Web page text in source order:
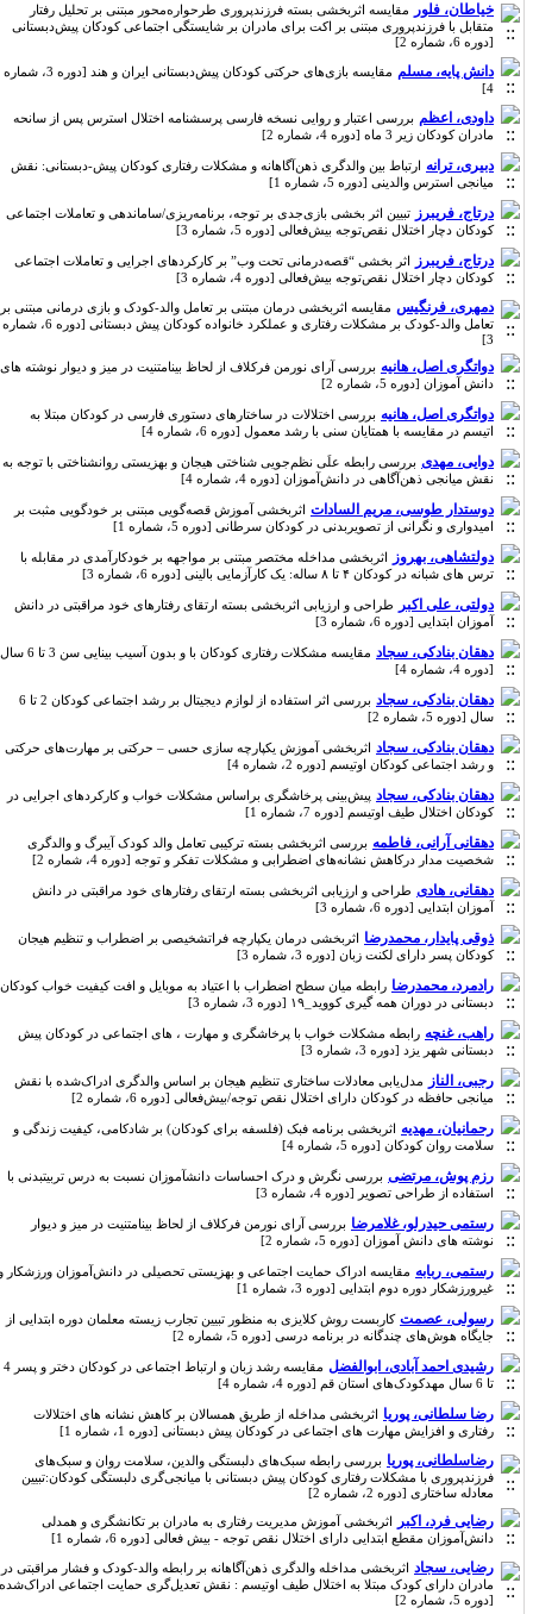
خیاطان، فلور مقایسه اثربخشی بسته فرزندپروری طرحواره‌محور مبتنی بر تحلیل رفتار
متقابل با فرزندپروری مبتنی بر اکت برای مادران بر شایستگی اجتماعی کودکان پیش‌دبستانی
[دوره 6، شماره 2]
دانش پایه، مسلم
مقایسه بازی‌های حرکتی کودکان پیش‌دبستانی ایران و هند [دوره 3، شماره
4]
داودی، اعظم بررسی اعتبار و روایی نسخه فارسی پرسشنامه اختلال استرس پس از سانحه
مادران کودکان زیر 3 ماه [دوره 4، شماره 2]
دبیری، ترانه ارتباط بین والدگری ذهن‌آگاهانه و مشکلات رفتاری کودکان پیش-دبستانی: نقش
میانجی استرس والدینی [دوره 5، شماره 1]
درتاج، فریبرز تبیین اثر بخشی بازی‌جدی بر توجه، برنامه‌ریزی/ساماندهی و تعاملات اجتماعی
کودکان دچار اختلال نقص‌توجه بیش‌فعالی [دوره 5، شماره 3]
درتاج، فریبرز اثر بخشی “قصه‌درمانی تحت وب” بر کارکردهای اجرایی و تعاملات اجتماعی
کودکان دچار اختلال نقص‌توجه بیش‌فعالی [دوره 4، شماره 3]
دمهری، فرنگیس مقایسه اثربخشی درمان مبتنی بر تعامل والد-کودک و بازی درمانی مبتنی بر
تعامل والد-کودک بر مشکلات رفتاری و عملکرد خانواده کودکان پیش دبستانی [دوره 6، شماره
3]
دواتگری اصل، هانیه بررسی آرای نورمن فرکلاف از لحاظ بینامتنیت در میز و دیوار نوشته های
دانش آموزان [دوره 5، شماره 2]
دواتگری اصل، هانیه بررسی اختلالات در ساختارهای دستوری فارسی در کودکان مبتلا به
اتیسم در مقایسه با همتایان سنی با رشد معمول [دوره 6، شماره 4]
دوایی، مهدی بررسی رابطه علَی نظم‌جویی شناختی هیجان و بهزیستی روانشناختی با توجه به
نقش میانجی ذهن‌آگاهی در دانش‌آموزان [دوره 4، شماره 4]
دوستدار طوسی، مریم السادات اثربخشی آموزش قصه‌گویی مبتنی بر خودگویی مثبت بر
امیدواری و نگرانی از تصویربدنی در کودکان سرطانی [دوره 5، شماره 1]
دولتشاهی، بهروز اثربخشی مداخله مختصر مبتنی بر مواجهه بر خودکارآمدی در مقابله با
ترس های شبانه در کودکان ۴ تا ۸ ساله: یک کارآزمایی بالینی [دوره 6، شماره 3]
دولتی، علی اکبر طراحی و ارزیابی اثربخشی بسته ارتقای رفتارهای خود مراقبتی در دانش
آموزان ابتدایی [دوره 6، شماره 3]
دهقان بنادکی، سجاد
مقایسه‌ مشکلات رفتاری کودکان با و بدون آسیب بینایی سن 3 تا 6 سال
[دوره 4، شماره 4]
دهقان بنادکی، سجاد
بررسی اثر استفاده از لوازم دیجیتال بر رشد اجتماعی کودکان 2 تا 6
سال [دوره 5، شماره 2]
دهقان بنادکی، سجاد اثربخشی آموزش یکپارچه سازی حسی – حرکتی بر مهارت‌های حرکتی
و رشد اجتماعی کودکان اوتیسم [دوره 2، شماره 4]
دهقان بنادکی، سجاد پیش‌بینی پرخاشگری براساس مشکلات خواب و کارکردهای اجرایی در
کودکان اختلال طیف اوتیسم [دوره 7، شماره 1]
دهقانی آرانی، فاطمه بررسی اثربخشی بسته ترکیبی تعامل والد کودک آیبرگ و والدگری
شخصیت مدار درکاهش نشانه‌های اضطرابی و مشکلات تفکر و توجه [دوره 4، شماره 2]
دهقانی، هادی طراحی و ارزیابی اثربخشی بسته ارتقای رفتارهای خود مراقبتی در دانش
آموزان ابتدایی [دوره 6، شماره 3]
ذوقی پایدار، محمدرضا اثربخشی درمان یکپارچه فراتشخیصی بر اضطراب و تنظیم هیجان
کودکان پسر دارای لکنت زبان [دوره 3، شماره 3]
رادمرد، محمدرضا رابطه میان سطح اضطراب با اعتیاد به موبایل و افت کیفیت خواب کودکان
دبستانی در دوران همه گیری کووید_۱۹ [دوره 3، شماره 3]
راهب، غنچه رابطه مشکلات خواب با پرخاشگری و مهارت ، های اجتماعی در کودکان پیش
دبستانی شهر یزد [دوره 3، شماره 3]
رجبی، الناز مدل‌یابی معادلات ساختاری تنظیم هیجان بر اساس والدگری ادراک‌شده با نقش
میانجی حافظه در کودکان دارای اختلال نقص توجه/بیش‌فعالی [دوره 6، شماره 2]
رحمانیان، مهدیه اثربخشی برنامه فبک (فلسفه برای کودکان) بر شادکامی، کیفیت زندگی و
سلامت روان کودکان [دوره 5، شماره 4]
رزم پوش، مرتضی بررسی نگرش و درک احساسات دانشآموزان نسبت به درس تربیتبدنی با
استفاده از طراحی تصویر [دوره 4، شماره 3]
رستمی حیدرلو، غلامرضا بررسی آرای نورمن فرکلاف از لحاظ بینامتنیت در میز و دیوار
نوشته های دانش آموزان [دوره 5، شماره 2]
رستمی، ربابه مقایسه ادراک حمایت اجتماعی و بهزیستی تحصیلی در دانش‌آموزان ورزشکار و
غیر‌ورزشکار دوره دوم ابتدایی [دوره 3، شماره 1]
رسولی، عصمت کاربست روش کلایزی به منظور تبیین تجارب زیسته معلمان دوره ابتدایی از
جایگاه هوش‌های چندگانه در برنامه درسی [دوره 5، شماره 2]
رشیدی احمد آبادی، ابوالفضل
مقایسه رشد زبان و ارتباط‌‌ اجتماعی در کودکان دختر و پسر 4
تا 6 سال مهدکودک‌های استان قم [دوره 4، شماره 4]
رضا سلطانی، پوریا اثربخشی مداخله از طریق همسالان بر کاهش نشانه های اختلالات
رفتاری و افزایش مهارت های اجتماعی در کودکان پیش دبستانی [دوره 1، شماره 1]
رضاسلطانی، پوریا بررسی رابطه سبک‌های دلبستگی والدین، سلامت روان و سبک‌های
فرزندپروری با مشکلات رفتاری کودکان پیش دبستانی با میانجی‌گری دلبستگی کودکان:تبیین
معادله ساختاری [دوره 2، شماره 2]
رضایی فرد، اکبر اثربخشی آموزش مدیریت رفتاری به مادران بر تکانشگری و همدلی
دانش‌آموزان مقطع ابتدایی دارای اختلال نقص توجه - بیش فعالی [دوره 6، شماره 1]
رضایی، سجاد اثربخشی مداخله والدگری ذهن‌آگاهانه بر رابطه والد-کودک و فشار مراقبتی در
مادران دارای کودک مبتلا به اختلال طیف اوتیسم : نقش تعدیل‌گری حمایت اجتماعی ادراک‌شده
[دوره 5، شماره 2]